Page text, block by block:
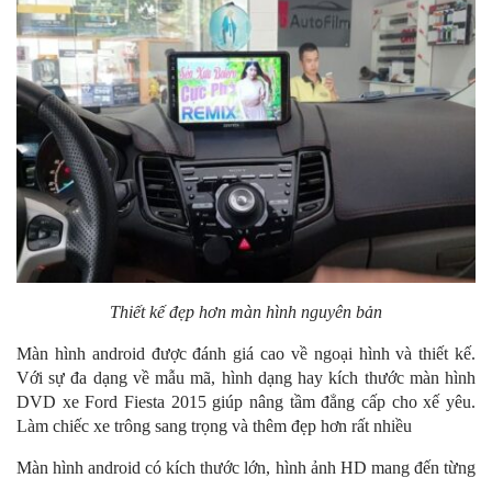
Thiết kế đẹp hơn màn hình nguyên bản
Màn hình android được đánh giá cao về ngoại hình và thiết kế.
Với sự đa dạng về mẫu mã, hình dạng hay kích thước màn hình
DVD xe Ford Fiesta 2015 giúp nâng tầm đẳng cấp cho xế yêu.
Làm chiếc xe trông sang trọng và thêm đẹp hơn rất nhiều
Màn hình android có kích thước lớn, hình ảnh HD mang đến từng